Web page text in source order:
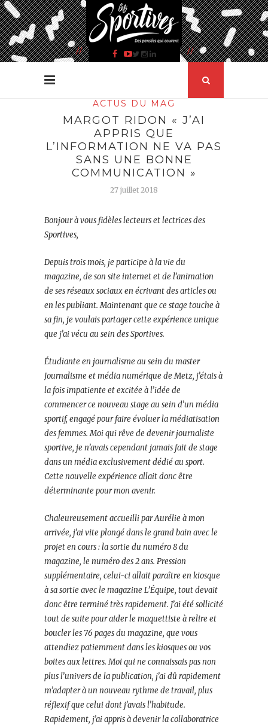
ACTUS DU MAG
MARGOT RIDON « J’AI
APPRIS QUE
L’INFORMATION NE VA PAS
SANS UNE BONNE
COMMUNICATION »
27 juillet 2018
Bonjour à vous fidèles lecteurs et lectrices des
Sportives,
Depuis trois mois, je participe à la vie du
magazine, de son site internet et de l’animation
de ses réseaux sociaux en écrivant des articles ou
en les publiant. Maintenant que ce stage touche à
sa fin, je voulais partager cette expérience unique
que j’ai vécu au sein des Sportives.
Étudiante en journalisme au sein du master
Journalisme et média numérique de Metz, j’étais à
la fois impatiente et excitée à l’idée de
commencer ce nouveau stage au sein d’un média
sportif, engagé pour faire évoluer la médiatisation
des femmes. Moi qui rêve de devenir journaliste
sportive, je n’avais cependant jamais fait de stage
dans un média exclusivement dédié au sport.
Cette nouvelle expérience allait donc être
déterminante pour mon avenir.
Chaleureusement accueilli par Aurélie à mon
arrivée, j’ai vite plongé dans le grand bain avec le
projet en cours : la sortie du numéro 8 du
magazine, le numéro des 2 ans. Pression
supplémentaire, celui-ci allait paraître en kiosque
à sa sortie avec le magazine L’Équipe, tout devait
donc être terminé très rapidement. J’ai été sollicité
tout de suite pour aider le maquettiste à relire et
boucler les 76 pages du magazine, que vous
attendiez patiemment dans les kiosques ou vos
boites aux lettres. Moi qui ne connaissais pas non
plus l’univers de la publication, j’ai dû rapidement
m’adapter à un nouveau rythme de travail, plus
réflexif que celui dont j’avais l’habitude.
Rapidement, j’ai appris à devenir la collaboratrice